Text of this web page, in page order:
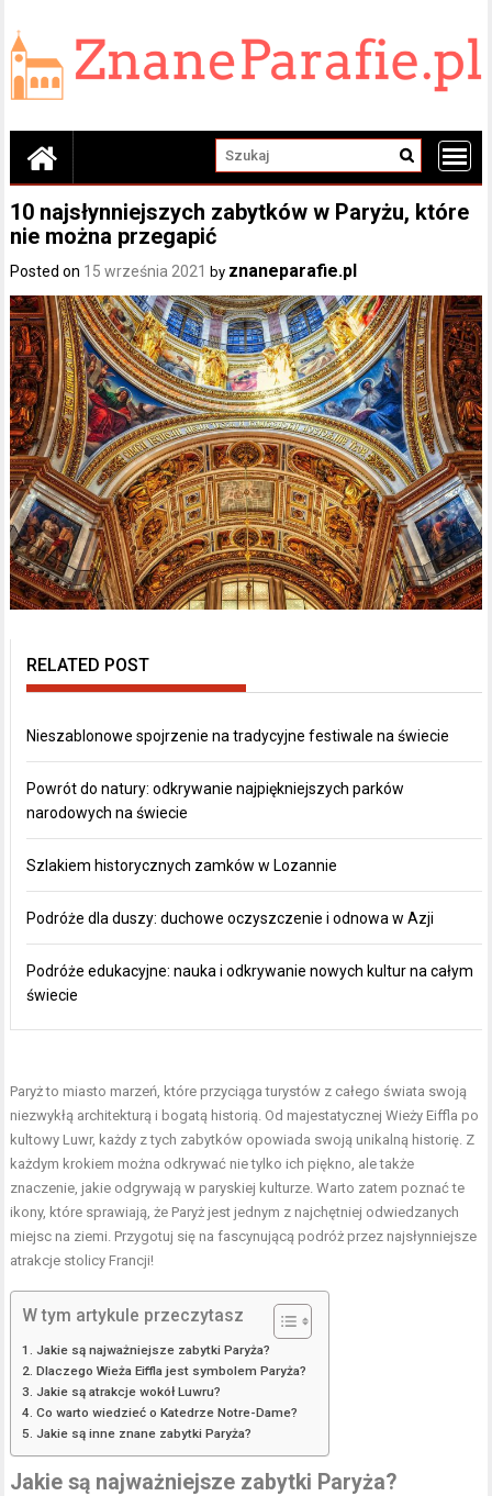
content
10 najsłynniejszych zabytków w Paryżu, które
nie można przegapić
Posted on 15 września 2021 by znaneparafie.pl
RELATED POST
Nieszablonowe spojrzenie na tradycyjne festiwale na świecie
Powrót do natury: odkrywanie najpiękniejszych parków
narodowych na świecie
Szlakiem historycznych zamków w Lozannie
Podróże dla duszy: duchowe oczyszczenie i odnowa w Azji
Podróże edukacyjne: nauka i odkrywanie nowych kultur na całym
świecie
Paryż to miasto marzeń, które przyciąga turystów z całego świata swoją
niezwykłą architekturą i bogatą historią. Od majestatycznej Wieży Eiffla po
kultowy Luwr, każdy z tych zabytków opowiada swoją unikalną historię. Z
każdym krokiem można odkrywać nie tylko ich piękno, ale także
znaczenie, jakie odgrywają w paryskiej kulturze. Warto zatem poznać te
ikony, które sprawiają, że Paryż jest jednym z najchętniej odwiedzanych
miejsc na ziemi. Przygotuj się na fascynującą podróż przez najsłynniejsze
atrakcje stolicy Francji!
W tym artykule przeczytasz
Jakie są najważniejsze zabytki Paryża?
Dlaczego Wieża Eiffla jest symbolem Paryża?
Jakie są atrakcje wokół Luwru?
Co warto wiedzieć o Katedrze Notre-Dame?
Jakie są inne znane zabytki Paryża?
Jakie są najważniejsze zabytki Paryża?